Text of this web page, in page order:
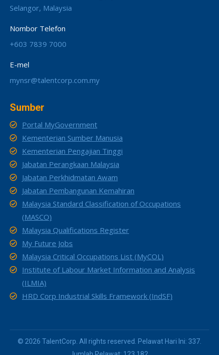
Selangor, Malaysia
Nombor Telefon
+603 7839 7000
E-mel
mynsr@talentcorp.com.my
Sumber
Portal MyGovernment
Kementerian Sumber Manusia
Kementerian Pengajian Tinggi
Jabatan Perangkaan Malaysia
Jabatan Perkhidmatan Awam
Jabatan Pembangunan Kemahiran
Malaysia Standard Classification of Occupations
(MASCO)
Malaysia Qualifications Register
My Future Jobs
Malaysia Critical Occupations List (MyCOL)
Institute of Labour Market Information and Analysis
(ILMIA)
HRD Corp Industrial Skills Framework (IndSF)
© 2026 TalentCorp. All rights reserved. Pelawat Hari Ini: 337.